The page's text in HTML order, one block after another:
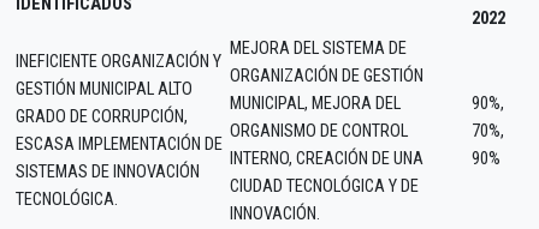
IDENTIFICADOS
2022
INEFICIENTE ORGANIZACIÓN Y
GESTIÓN MUNICIPAL ALTO
GRADO DE CORRUPCIÓN,
ESCASA IMPLEMENTACIÓN DE
SISTEMAS DE INNOVACIÓN
TECNOLÓGICA.
MEJORA DEL SISTEMA DE
ORGANIZACIÓN DE GESTIÓN
MUNICIPAL, MEJORA DEL
ORGANISMO DE CONTROL
INTERNO, CREACIÓN DE UNA
CIUDAD TECNOLÓGICA Y DE
INNOVACIÓN.
90%,
70%,
90%